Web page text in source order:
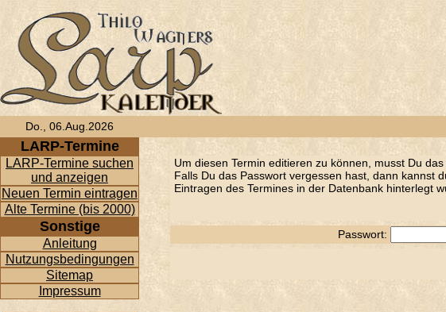
Do., 06.Aug.2026
LARP-Termine
LARP-Termine suchen
und anzeigen
Neuen Termin eintragen
Alte Termine (bis 2000)
Sonstige
Anleitung
Nutzungsbedingungen
Sitemap
Impressum
Um diesen Termin editieren zu können, musst Du
Falls Du das Passwort vergessen hast, dann kannst
Eintragen des Termines in der Datenbank hinterlegt
Passwort: